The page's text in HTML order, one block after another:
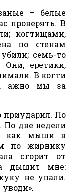
– белые
проверять. В
когтищами,
по стенам
семь-то
Они, еретики,
В когти
ажно мы за
приударил. По
По две недели
как мыши в
по жирнику
сгорит от
дышит мне:
не упали.